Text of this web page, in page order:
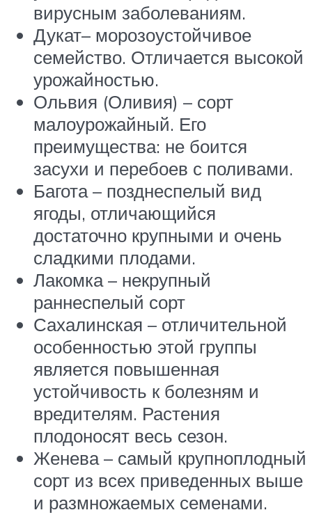
вирусным заболеваниям.
Дукат– морозоустойчивое
семейство. Отличается высокой
урожайностью.
Ольвия (Оливия) – сорт
малоурожайный. Его
преимущества: не боится
засухи и перебоев с поливами.
Багота – позднеспелый вид
ягоды, отличающийся
достаточно крупными и очень
сладкими плодами.
Лакомка – некрупный
раннеспелый сорт
Сахалинская – отличительной
особенностью этой группы
является повышенная
устойчивость к болезням и
вредителям. Растения
плодоносят весь сезон.
Женева – самый крупноплодный
сорт из всех приведенных выше
и размножаемых семенами.